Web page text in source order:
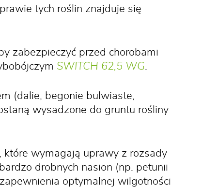
tych roślin znajduje się
zabezpieczyć przed chorobami
SWITCH 62,5 WG
(dalie, begonie bulwiaste,
wysadzone do gruntu rośliny
które wymagają uprawy z rozsady
drobnych nasion (np. petunii
optymalnej wilgotności